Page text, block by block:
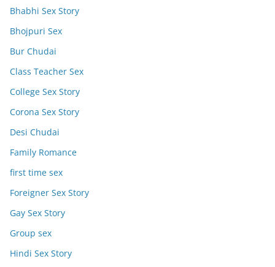
Bhabhi Sex Story
Bhojpuri Sex
Bur Chudai
Class Teacher Sex
College Sex Story
Corona Sex Story
Desi Chudai
Family Romance
first time sex
Foreigner Sex Story
Gay Sex Story
Group sex
Hindi Sex Story